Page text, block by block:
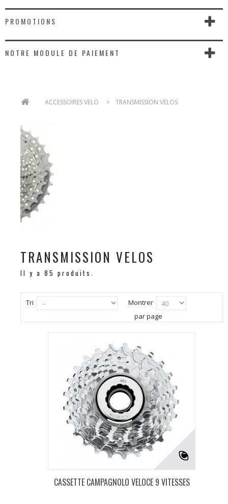
PROMOTIONS
NOTRE MODULE DE PAIEMENT
ACCESSOIRES VELO > TRANSMISSION VELOS
TRANSMISSION VELOS
Il y a 85 produits.
Tri
Montrer
par page
CASSETTE CAMPAGNOLO VELOCE 9 VITESSES